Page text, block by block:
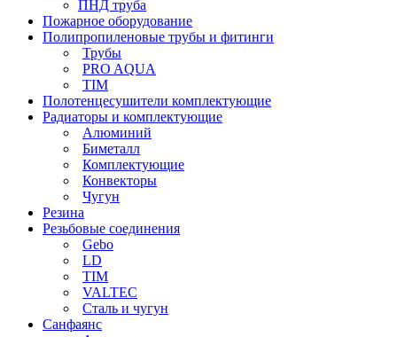
ПНД труба
Пожарное оборудование
Полипропиленовые трубы и фитинги
Трубы
PRO AQUA
TIM
Полотенцесушители комплектующие
Радиаторы и комплектующие
Алюминий
Биметалл
Комплектующие
Конвекторы
Чугун
Резина
Резьбовые соединения
Gebo
LD
TIM
VALTEC
Сталь и чугун
Санфаянс